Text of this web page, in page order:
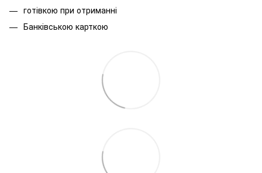
готівкою при отриманні
Банківською карткою